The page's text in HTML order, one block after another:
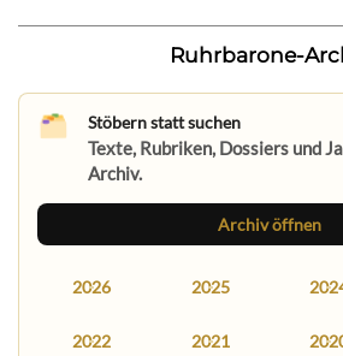
Ruhrbarone-
Stöbern statt suchen
Texte, Rubriken, Dossiers und
Archiv.
Archiv öffnen
2026 2025
2022 2021